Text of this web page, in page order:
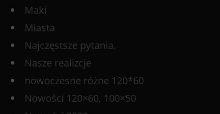
Maki
Miasta
Najczęstsze pytania.
Nasze realizcje
nowoczesne różne 120*60
Nowości 120×60, 100×50